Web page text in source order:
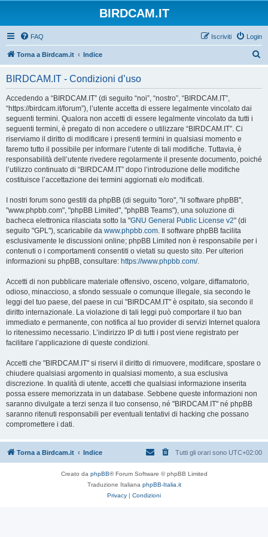
BIRDCAM.IT
FAQ Login
Iscriviti
Torna a Birdcam.it Indice
BIRDCAM.IT - Condizioni d’uso
Accedendo a “BIRDCAM.IT” (di seguito “noi”, “nostro”, “BIRDCAM.IT”,
“https://birdcam.it/forum”), l’utente accetta di essere legalmente vincolato dai
seguenti termini. Qualora non accetti di essere legalmente vincolato da tutti i
seguenti termini, è pregato di non accedere o utilizzare “BIRDCAM.IT”. Ci
riserviamo il diritto di modificare i presenti termini in qualsiasi momento e
faremo tutto il possibile per informare l’utente di tali modifiche. Tuttavia, è
responsabilità dell’utente rivedere regolarmente il presente documento, poiché
l’utilizzo continuato di “BIRDCAM.IT” dopo l’introduzione delle modifiche
costituisce l’accettazione dei termini aggiornati e/o modificati.
I nostri forum sono gestiti da phpBB (di seguito "loro", "il software phpBB",
"www.phpbb.com", "phpBB Limited", "phpBB Teams"), una soluzione di
bacheca elettronica rilasciata sotto la "GNU General Public License v2" (di
seguito "GPL"), scaricabile da www.phpbb.com. Il software phpBB facilita
esclusivamente le discussioni online; phpBB Limited non è responsabile per i
contenuti o i comportamenti consentiti o vietati su questo sito. Per ulteriori
informazioni su phpBB, consultare: https://www.phpbb.com/.
Accetti di non pubblicare materiale offensivo, osceno, volgare, diffamatorio,
odioso, minaccioso, a sfondo sessuale o comunque illegale, sia secondo le
leggi del tuo paese, del paese in cui "BIRDCAM.IT" è ospitato, sia secondo il
diritto internazionale. La violazione di tali leggi può comportare il tuo ban
immediato e permanente, con notifica al tuo provider di servizi Internet qualora
lo ritenessimo necessario. L’indirizzo IP di tutti i post viene registrato per
facilitare l’applicazione di queste condizioni.
Accetti che "BIRDCAM.IT" si riservi il diritto di rimuovere, modificare, spostare o
chiudere qualsiasi argomento in qualsiasi momento, a sua esclusiva
discrezione. In qualità di utente, accetti che qualsiasi informazione inserita
possa essere memorizzata in un database. Sebbene queste informazioni non
saranno divulgate a terzi senza il tuo consenso, né "BIRDCAM.IT" né phpBB
saranno ritenuti responsabili per eventuali tentativi di hacking che possano
compromettere i dati.
Torna a Birdcam.it Indice Tutti gli orari sono UTC+02:00
Creato da phpBB® Forum Software © phpBB Limited
Traduzione Italiana phpBB-Italia.it
Privacy | Condizioni